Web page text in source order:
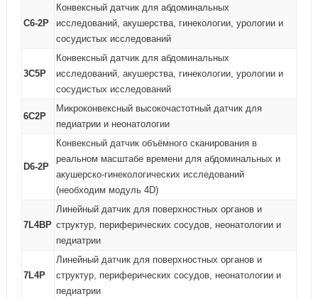
С6-2P
Конвексный датчик для абдоминальных
исследований, акушерства, гинекологии, урологии и
сосудистых исследований
3С5P
Конвексный датчик для абдоминальных
исследований, акушерства, гинекологии, урологии и
сосудистых исследований
6C2P
Микроконвексный высокочастотный датчик для
педиатрии и неонатологии
D6-2P
Конвексный датчик объёмного сканирования в
реальном масштабе времени для абдоминальных и
акушерско-гинекологических исследований
(необходим модуль 4D)
7L4BP
Линейный датчик для поверхностных органов и
структур, периферических сосудов, неонатологии и
педиатрии
7L4P
Линейный датчик для поверхностных органов и
структур, периферических сосудов, неонатологии и
педиатрии